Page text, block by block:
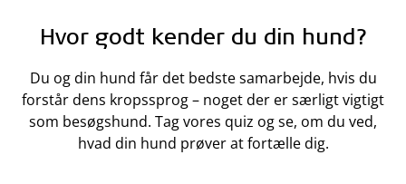
Hvor godt kender du din hund?
Du og din hund får det bedste samarbejde, hvis du
forstår dens kropssprog – noget der er særligt vigtigt
som besøgshund. Tag vores quiz og se, om du ved,
hvad din hund prøver at fortælle dig.